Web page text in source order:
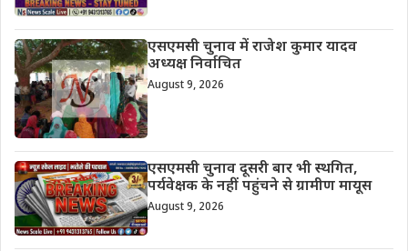
एसएमसी चुनाव में राजेश कुमार यादव
अध्यक्ष निर्वाचित
August 9, 2026
एसएमसी चुनाव दूसरी बार भी स्थगित,
पर्यवेक्षक के नहीं पहुंचने से ग्रामीण मायूस
August 9, 2026